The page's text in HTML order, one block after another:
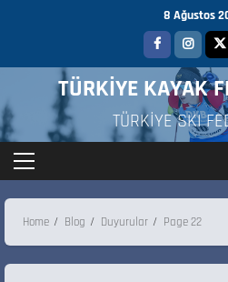
8 Ağustos
TÜRKİYE KAYAK
TÜRKİYE SKI
Home Blog Duyurular Page 22